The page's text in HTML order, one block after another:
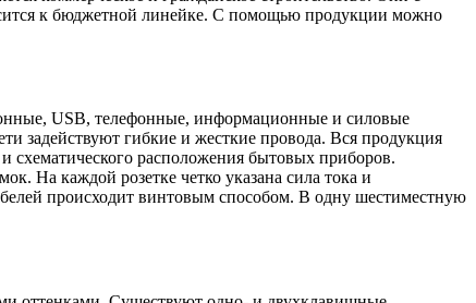
к бюджетной линейке. С помощью продукции можно
USB, телефонные, информационные и силовые
задействуют гибкие и жесткие провода. Вся продукция
схематического расположения бытовых приборов.
На каждой розетке четко указана сила тока и
происходит винтовым способом. В одну шестиместную